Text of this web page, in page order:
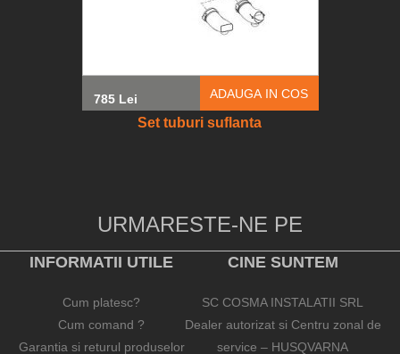
785 Lei ADAUGA IN COS
Set tuburi suflanta
URMARESTE-NE PE
INFORMATII UTILE
Cum platesc?
Cum comand ?
Garantia si returul produselor
CINE SUNTEM
SC COSMA INSTALATII SRL
Dealer autorizat si Centru zonal de
service – HUSQVARNA